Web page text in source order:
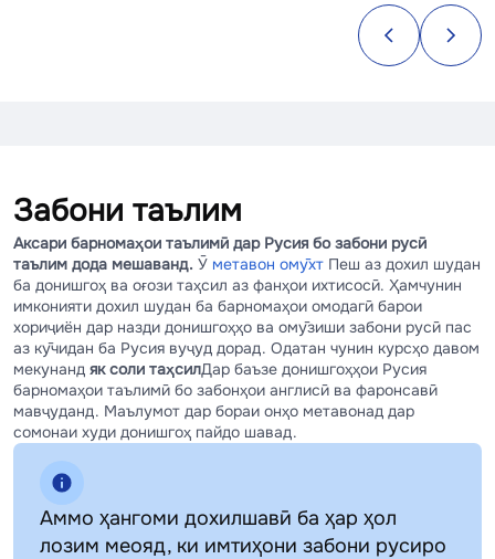
Забони таълим
Аксари барномаҳои таълимӣ дар Русия бо забони русӣ
таълим дода мешаванд. Ӯ метавон омӯхт Пеш аз дохил шудан
ба донишгоҳ ва оғози таҳсил аз фанҳои ихтисосӣ. Ҳамчунин
имконияти дохил шудан ба барномаҳои омодагӣ барои
хориҷиён дар назди донишгоҳҳо ва омӯзиши забони русӣ пас
аз кӯчидан ба Русия вуҷуд дорад. Одатан чунин курсҳо давом
мекунанд як соли таҳсилДар баъзе донишгоҳҳои Русия
барномаҳои таълимӣ бо забонҳои англисӣ ва фаронсавӣ
мавҷуданд. Маълумот дар бораи онҳо метавонад дар
сомонаи худи донишгоҳ пайдо шавад.
Аммо ҳангоми дохилшавӣ ба ҳар ҳол
лозим меояд, ки имтиҳони забони русиро